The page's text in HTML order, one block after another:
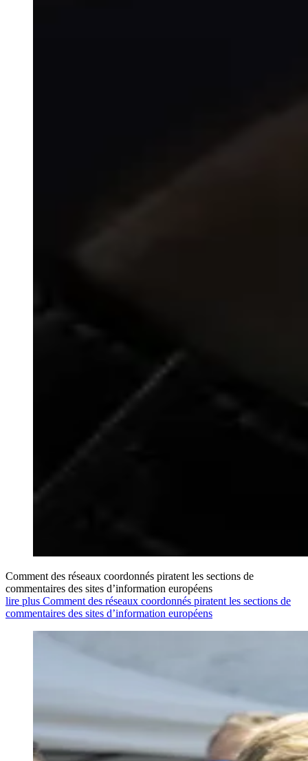
Comment des réseaux coordonnés piratent les sections de
commentaires des sites d’information européens
lire plus Comment des réseaux coordonnés piratent les sections de
commentaires des sites d’information européens